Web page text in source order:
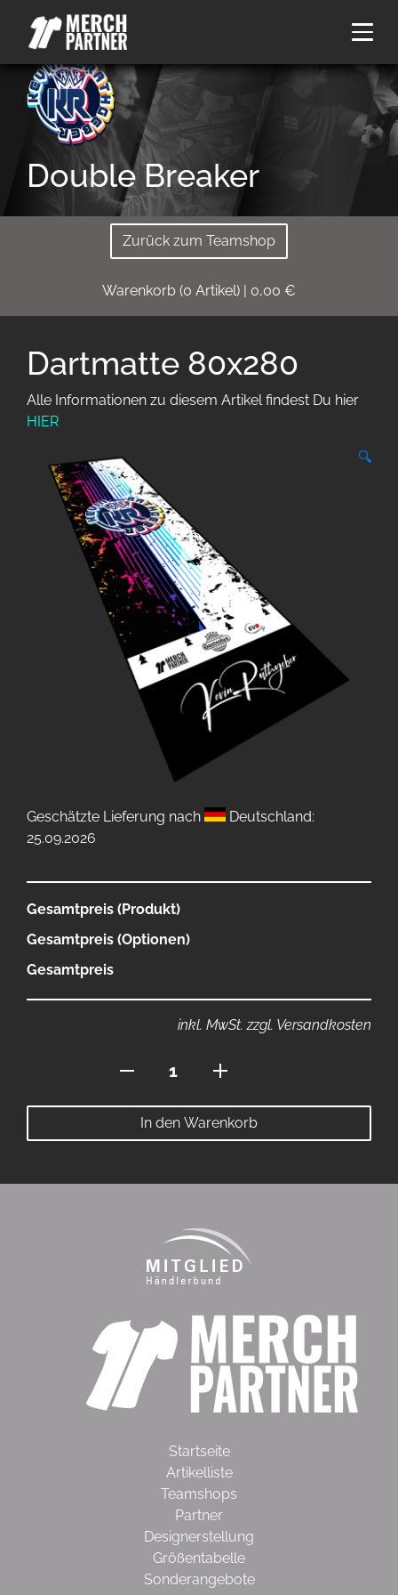
Double Breaker
Zurück zum Teamshop
Warenkorb (0 Artikel) | 0,00 €
Dartmatte 80x280
Alle Informationen zu diesem Artikel findest Du hier
HIER
🔍
Geschätzte Lieferung nach
Deutschland:
25.09.2026
Gesamtpreis (Produkt)
Gesamtpreis (Optionen)
Gesamtpreis
inkl. MwSt. zzgl. Versandkosten
80x280
Menge
In den Warenkorb
Startseite
Artikelliste
Teamshops
Partner
Designerstellung
Größentabelle
Sonderangebote